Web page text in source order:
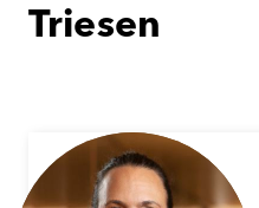
Triesen